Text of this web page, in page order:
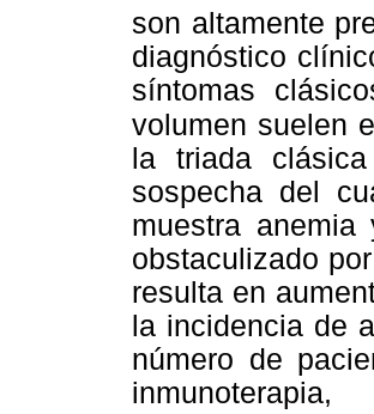
son altamente
diagnóstico
síntomas
volumen suelen
la triada
sospecha del
muestra
obstaculizado
resulta en
la incidencia de
número de